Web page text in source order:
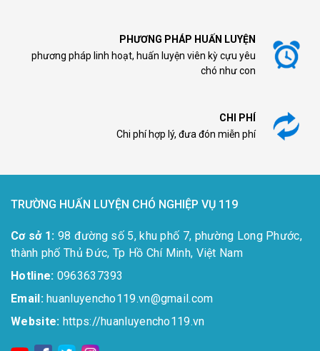
PHƯƠNG PHÁP HUẤN LUYỆN
phương pháp linh hoạt, huấn luyện viên kỳ cựu yêu
chó như con
CHI PHÍ
Chi phí hợp lý, đưa đón miễn phí
TRƯỜNG HUẤN LUYỆN CHÓ NGHIỆP VỤ 119
Cơ sở 1: 98 đường số 5, khu phố 7, phường Long Phước,
thành phố Thủ Đức, Tp Hồ Chí Minh, Việt Nam
Hotline: 0963637393​
Email:huanluyencho119.vn@gmail.com
Website: https://huanluyencho119.vn